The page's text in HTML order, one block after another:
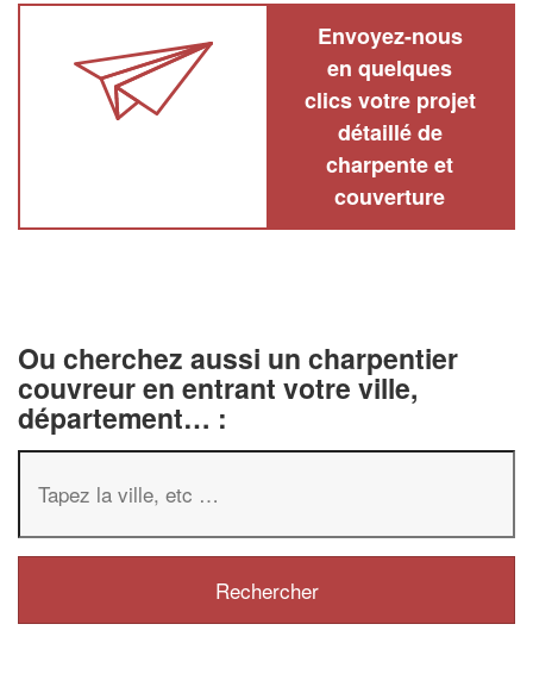
Envoyez-nous
en quelques
clics votre projet
détaillé de
charpente et
couverture
Ou cherchez aussi un charpentier
couvreur en entrant votre ville,
département… :